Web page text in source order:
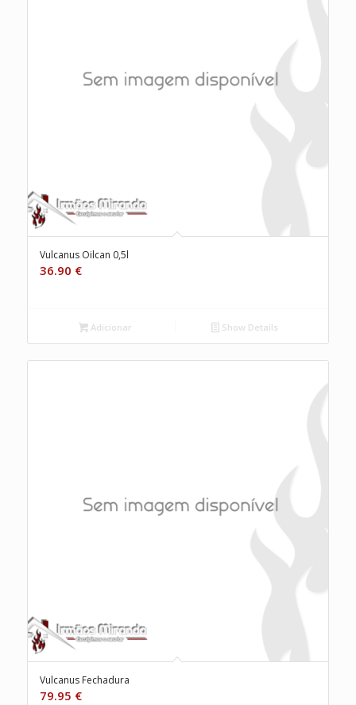
Vulcanus Oilcan 0,5l
36.90 €
Adicionar Show Details
Vulcanus Fechadura
79.95 €